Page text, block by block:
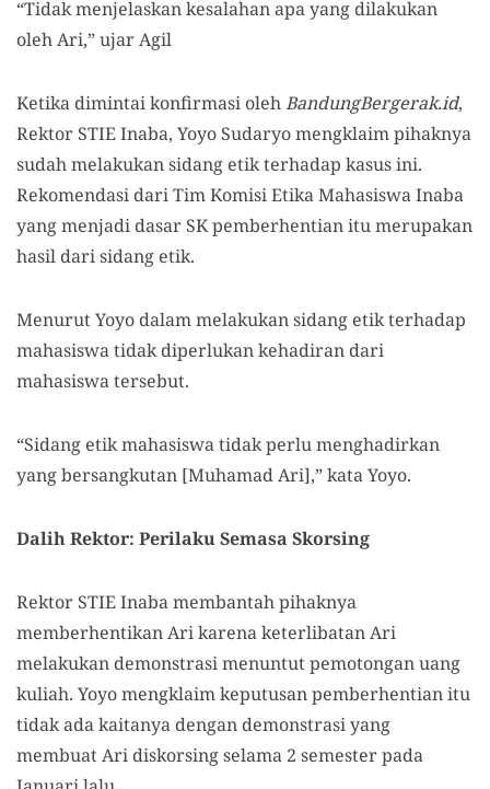
“Tidak menjelaskan kesalahan apa yang dilakukan
oleh Ari,” ujar Agil
Ketika dimintai konfirmasi olehBandungBergerak.id,
Rektor STIE Inaba, Yoyo Sudaryo mengklaim pihaknya
sudah melakukan sidang etik terhadap kasus ini.
Rekomendasi dari Tim Komisi Etika Mahasiswa Inaba
yang menjadi dasar SK pemberhentian itu merupakan
hasil dari sidang etik.
Menurut Yoyo dalam melakukan sidang etik terhadap
mahasiswa tidak diperlukan kehadiran dari
mahasiswa tersebut.
“Sidang etik mahasiswa tidak perlu menghadirkan
yang bersangkutan [Muhamad Ari],” kata Yoyo.
Dalih Rektor: Perilaku Semasa Skorsing
Rektor STIE Inaba membantah pihaknya
memberhentikan Ari karena keterlibatan Ari
melakukan demonstrasi menuntut pemotongan uang
kuliah. Yoyo mengklaim keputusan pemberhentian itu
tidak ada kaitanya dengan demonstrasi yang
membuat Ari diskorsing selama 2 semester pada